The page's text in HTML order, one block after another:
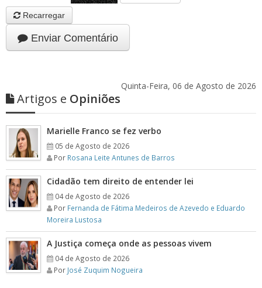
Recarregar
Enviar Comentário
Quinta-Feira, 06 de Agosto de 2026
Artigos e Opiniões
Marielle Franco se fez verbo
05 de Agosto de 2026
Por Rosana Leite Antunes de Barros
Cidadão tem direito de entender lei
04 de Agosto de 2026
Por Fernanda de Fátima Medeiros de Azevedo e Eduardo
Moreira Lustosa
A Justiça começa onde as pessoas vivem
04 de Agosto de 2026
Por José Zuquim Nogueira